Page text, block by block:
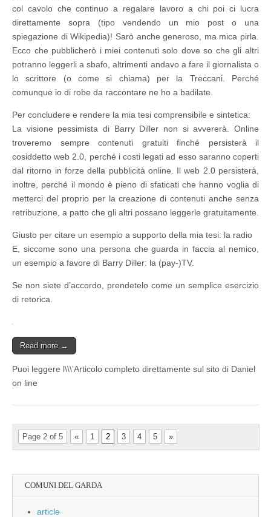
col cavolo che continuo a regalare lavoro a chi poi ci lucra
direttamente sopra (tipo vendendo un mio post o una
spiegazione di Wikipedia)! Sarò anche generoso, ma mica pirla.
Ecco che pubblicherò i miei contenuti solo dove so che gli altri
potranno leggerli a sbafo, altrimenti andavo a fare il giornalista o
lo scrittore (o come si chiama) per la Treccani. Perché
comunque io di robe da raccontare ne ho a badilate
Per concludere e rendere la mia tesi comprensibile e sintetica:
La visione pessimista di Barry Diller non si avvererà. Online
troveremo sempre contenuti gratuiti finché persisterà il
cosiddetto web 2.0, perché i costi legati ad esso saranno coperti
dal ritorno in forze della pubblicità online. Il web 2.0 persisterà,
inoltre, perché il mondo è pieno di sfaticati che hanno voglia di
metterci del proprio per la creazione di contenuti anche senza
retribuzione, a patto che gli altri possano leggerle gratuitamente.
Giusto per citare un esempio a supporto della mia tesi: la radio
E, siccome sono una persona che guarda in faccia al nemico,
un esempio a favore di Barry Diller: la (pay-)TV.
Se non siete d’accordo, prendetelo come un semplice esercizio
di retorica.
Read more →
Puoi leggere l\\\’Articolo completo direttamente sul sito di Daniel
on line
Page 2 of 5 « 1 2 3 4 5 »
COMUNI DEL GARDA
article